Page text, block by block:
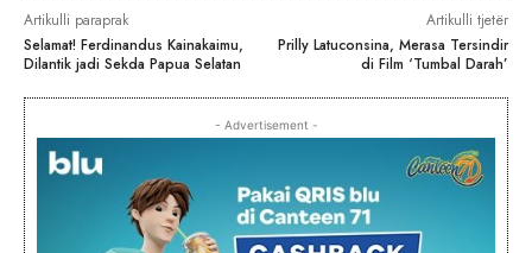
Artikulli paraprak
Selamat! Ferdinandus Kainakaimu,
Dilantik jadi Sekda Papua Selatan
Artikulli tjetër
Prilly Latuconsina, Merasa Tersindir
di Film ‘Tumbal Darah’
- Advertisement -